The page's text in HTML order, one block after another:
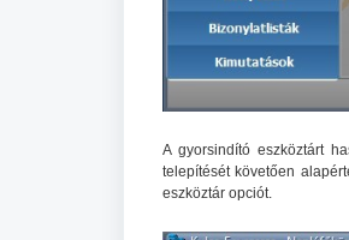
A gyorsindító eszköztárt
telepítését követően
eszköztár opciót.